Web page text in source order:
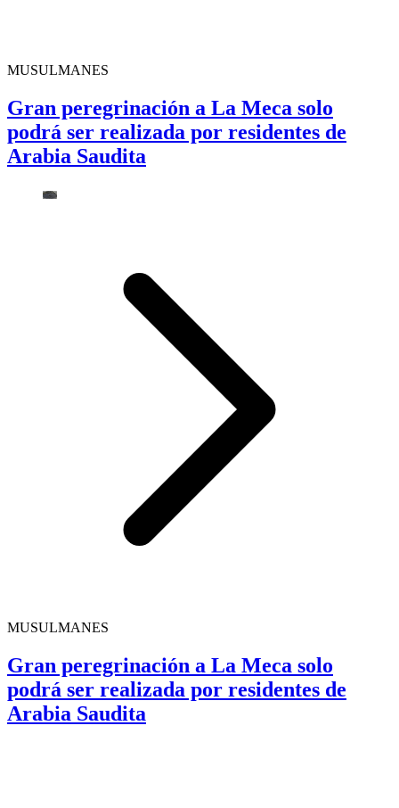
MUSULMANES
Gran peregrinación a La Meca solo
podrá ser realizada por residentes de
Arabia Saudita
MUSULMANES
Gran peregrinación a La Meca solo
podrá ser realizada por residentes de
Arabia Saudita